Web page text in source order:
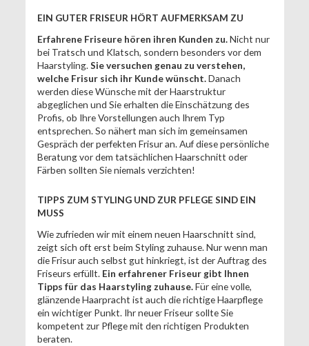
EIN GUTER FRISEUR HÖRT AUFMERKSAM ZU
Erfahrene Friseure hören ihren Kunden zu.Nicht nur
bei Tratsch und Klatsch, sondern besonders vor dem
Haarstyling.Sie versuchen genau zu verstehen,
welche Frisur sich ihr Kunde wünscht.Danach
werden diese Wünsche mit der Haarstruktur
abgeglichen und Sie erhalten die Einschätzung des
Profis, ob Ihre Vorstellungen auch Ihrem Typ
entsprechen. So nähert man sich im gemeinsamen
Gespräch der perfekten Frisur an. Auf diese persönliche
Beratung vor dem tatsächlichen Haarschnitt oder
Färben sollten Sie niemals verzichten!
TIPPS ZUM STYLING UND ZUR PFLEGE SIND EIN
MUSS
Wie zufrieden wir mit einem neuen Haarschnitt sind,
zeigt sich oft erst beim Styling zuhause. Nur wenn man
die Frisur auch selbst gut hinkriegt, ist der Auftrag des
Friseurs erfüllt. Ein erfahrener Friseur gibt Ihnen
Tipps für das Haarstyling zuhause.Für eine volle,
glänzende Haarpracht ist auch die richtige Haarpflege
ein wichtiger Punkt. Ihr neuer Friseur sollte Sie
kompetent zur Pflege mit den richtigen Produkten
beraten.